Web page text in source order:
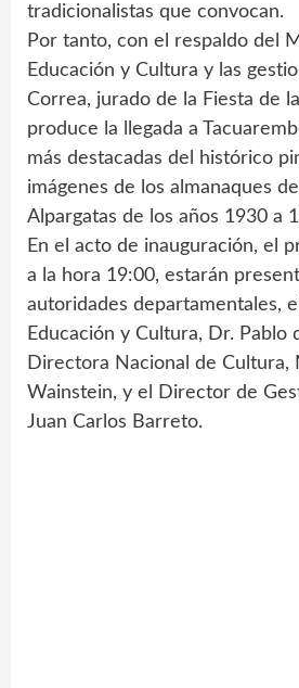
tradicionalistas que convocan.
Por tanto, con el respaldo del
Educación y Cultura y las
Correa, jurado de la Fiesta de
produce la llegada a
más destacadas del histórico
imágenes de los almanaques
Alpargatas de los años 1930 a
En el acto de inauguración, el
a la hora 19:00, estarán
autoridades departamentales,
Educación y Cultura, Dr. Pablo
Directora Nacional de Cultura,
Wainstein, y el Director de
Juan Carlos Barreto.